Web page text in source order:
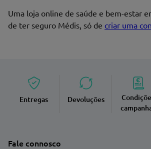
Uma loja online de saúde e bem-estar
de ter seguro Médis, só de criar uma
Entregas Devoluções
Fale connosco